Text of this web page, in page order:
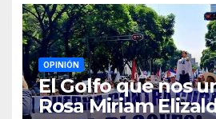
OPINIÓN
El Golfo que nos
Rosa Miriam